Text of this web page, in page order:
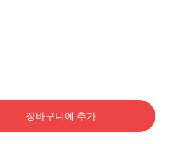
장바구니에 추가